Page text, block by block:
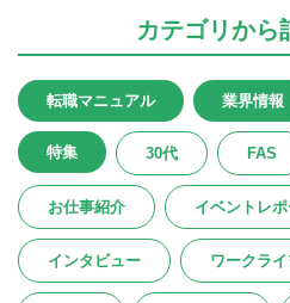
カテゴリから
転職マニュアル 業界情報
特集 30代 FAS
お仕事紹介 イベントレポ
インタビュー ワークラ